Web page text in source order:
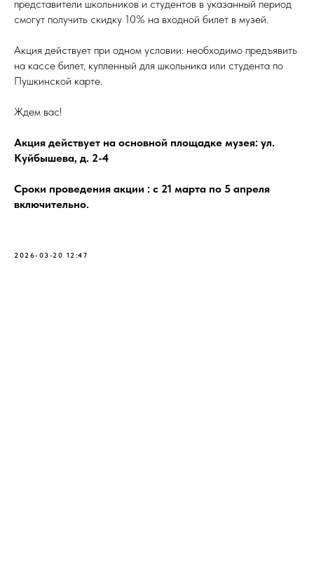
представители школьников и студентов в указанный период
смогут получить скидку 10% на входной билет в музей.
Акция действует при одном условии: необходимо предъявить
на кассе билет, купленный для школьника или студента по
Пушкинской карте.
Ждем вас!
Акция действует на основной площадке музея: ул.
Куйбышева, д. 2-4
Сроки проведения акции : с 21 марта по 5 апреля
включительно.
2026-03-20 12:47